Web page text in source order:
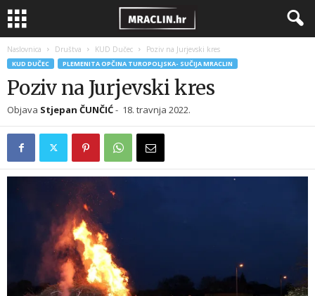
Naslovnica Društva KUD Dučec Poziv na Jurjevski kres
KUD DUČEC PLEMENITA OPČINA TUROPOLJSKA- SUČIJA MRACLIN
Poziv na Jurjevski kres
Objava Stjepan ČUNČIĆ- 18. travnja 2022.